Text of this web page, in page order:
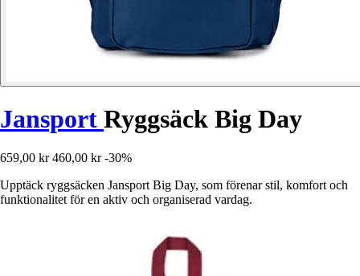
Jansport Ryggsäck Big Day
659,00 kr 460,00 kr -30%
Upptäck ryggsäcken Jansport Big Day, som förenar stil, komfort och
funktionalitet för en aktiv och organiserad vardag.